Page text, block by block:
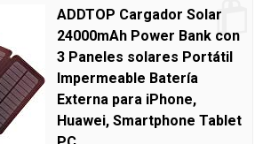
ADDTOP Cargador Solar
24000mAh Power Bank con
3 Paneles solares Portátil
Impermeable Batería
Externa para iPhone,
Huawei, Smartphone Tablet